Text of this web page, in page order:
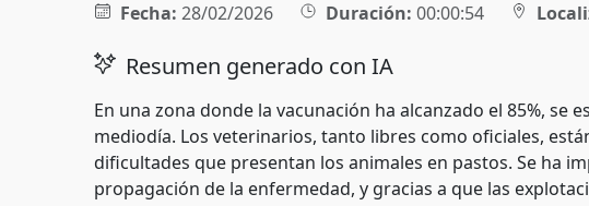
Fecha: 28/02/2026 Duración: 00:00:54
Resumen generado con IA
En una zona donde la vacunación ha alcanzado el 85%, se
mediodía. Los veterinarios, tanto libres como oficiales,
dificultades que presentan los animales en pastos. Se ha
propagación de la enfermedad, y gracias a que las